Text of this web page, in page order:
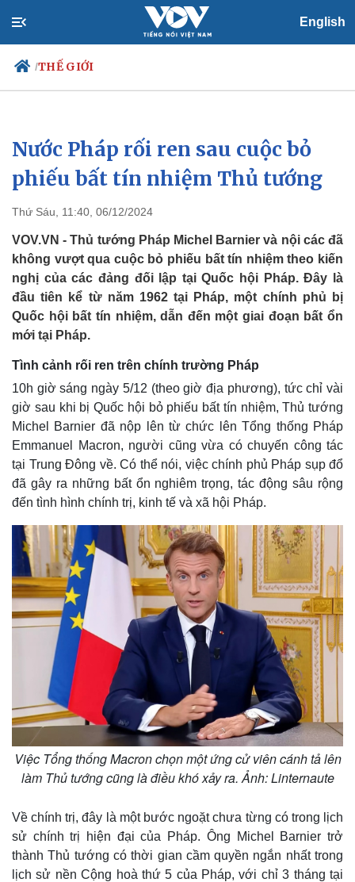
English
/THẾ GIỚI
Chính trị
Đảng
Tổ chức nhân sự
Nhận diện sự thật
Xã hội
Tin 24h
Dự báo thời tiết
Việc làm
Biển đảo
Nước Pháp rối ren sau cuộc bỏ
phiếu bất tín nhiệm Thủ tướng
Thứ Sáu, 11:40, 06/12/2024
VOV.VN - Thủ tướng Pháp Michel Barnier và nội các đã
không vượt qua cuộc bỏ phiếu bất tín nhiệm theo kiến
nghị của các đảng đối lập tại Quốc hội Pháp. Đây là
đầu tiên kể từ năm 1962 tại Pháp, một chính phủ bị
Quốc hội bất tín nhiệm, dẫn đến một giai đoạn bất ổn
mới tại Pháp.
Tình cảnh rối ren trên chính trường Pháp
10h giờ sáng ngày 5/12 (theo giờ địa phương), tức chỉ vài
giờ sau khi bị Quốc hội bỏ phiếu bất tín nhiệm, Thủ tướng
Michel Barnier đã nộp lên từ chức lên Tổng thống Pháp
Emmanuel Macron, người cũng vừa có chuyến công tác
tại Trung Đông về. Có thể nói, việc chính phủ Pháp sụp đổ
đã gây ra những bất ổn nghiêm trọng, tác động sâu rộng
đến tình hình chính trị, kinh tế và xã hội Pháp.
Việc Tổng thống Macron chọn một ứng cử viên cánh tả lên
làm Thủ tướng cũng là điều khó xảy ra. Ảnh: Linternaute
Về chính trị, đây là một bước ngoặt chưa từng có trong lịch
sử chính trị hiện đại của Pháp. Ông Michel Barnier trở
thành Thủ tướng có thời gian cầm quyền ngắn nhất trong
lịch sử nền Cộng hoà thứ 5 của Pháp, với chỉ 3 tháng tại